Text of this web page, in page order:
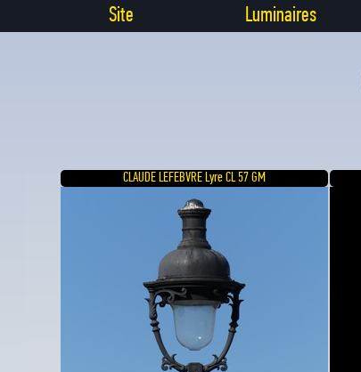
Site Luminaires
CLAUDE LEFEBVRE Lyre CL 57 GM